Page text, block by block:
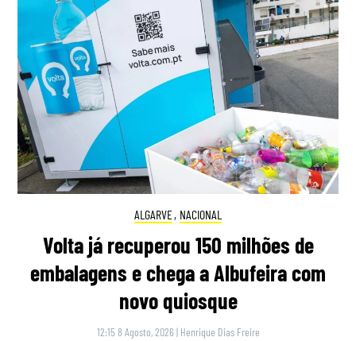
ALGARVE, NACIONAL
Volta já recuperou 150 milhões de
embalagens e chega a Albufeira com
novo quiosque
12:15 8 Agosto, 2026 | Henrique Dias Freire